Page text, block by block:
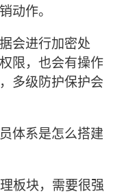
动作。
会进行加密处
限，也会有操作
多级防护保护会
体系是怎么搭建
板块，需要很强